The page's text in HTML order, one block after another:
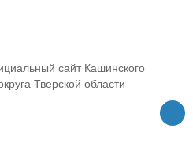
сайт Кашинского
Тверской области